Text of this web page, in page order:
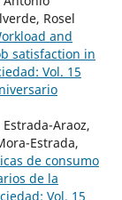
Rosel
and
satisfaction in
Vol. 15
Araoz,
Estrada,
de consumo
de la
Vol. 15